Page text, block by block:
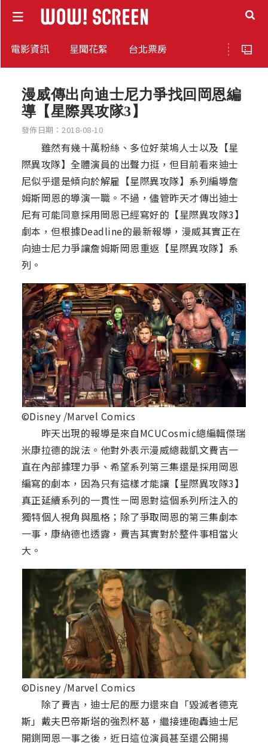
電影資訊 星聞花絮 台北票房
漫威傳出向迪士尼力爭找回岡恩編
導【星際異攻隊3】
發佈日期：2018-08-10
雖然有幾十萬粉絲、多位好萊塢人士以及【星
際異攻隊】全體演員的出聲力挺，但目前看來迪士
尼似乎還是傾向於解雇【星際異攻隊】系列編導詹
姆斯岡恩的導演一職。不過，儘管昨天才傳出迪士
尼有可能同意採用岡恩已經寫好的【星際異攻隊3】
劇本，但根據Deadline的最新報導，漫威其實正在
向迪士尼力爭讓詹姆斯岡恩重返【星際異攻隊】系
列。
©Disney /Marvel Comics
昨天出現的報導是來自MCUCosmic總編輯傑瑞
米康拉德的說法。他對外表示漫威總裁凱文費吉一
直在內部據理力爭、希望系列第三集還是採用岡恩
編寫的劇本，因為只有這樣才能讓【星際異攻隊3】
真正延續系列的一貫性－岡恩對這個系列所注入的
獨特個人視角與風格；除了爭取岡恩的第三集劇本
一事，康納德也透露，費吉其實對於整件事相當火
大。
©Disney /Marvel Comics
除了費吉，迪士尼的壓力還來自「毀滅者德克
斯」戴夫巴帝斯塔的強烈杯葛，繼接連砲轟迪士尼
開鍘岡恩一事之後，近日這位演員甚至還公開揚